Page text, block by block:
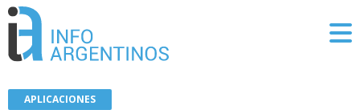
APLICACIONES